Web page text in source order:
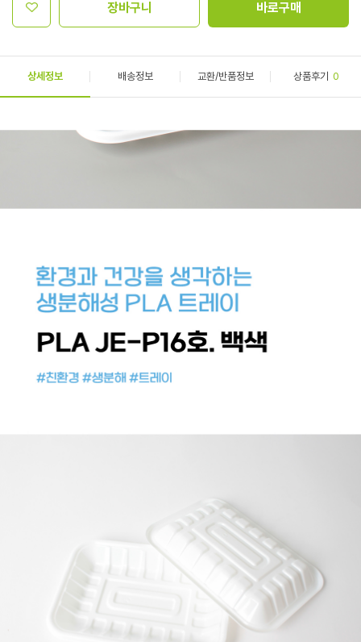
장바구니 바로구매
상세정보 배송정보 교환/반품정보 상품후기 0